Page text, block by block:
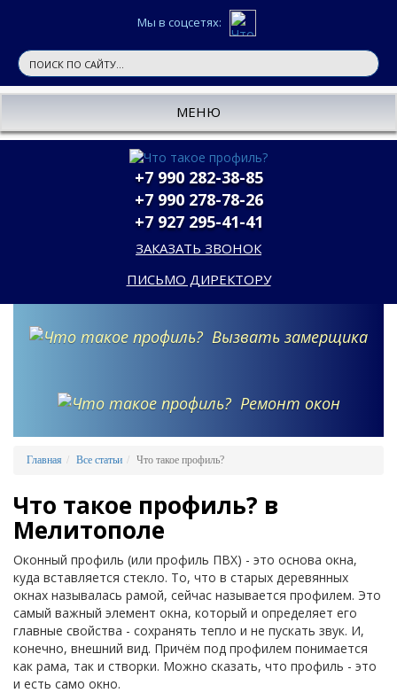
Мы в соцсетях:
МЕНЮ
+7 990 282-38-85
+7 990 278-78-26
+7 927 295-41-41
ЗАКАЗАТЬ ЗВОНОК
ПИСЬМО ДИРЕКТОРУ
Вызвать замерщика
Ремонт окон
Главная Все статьи Что такое профиль?
Что такое профиль? в
Мелитополе
Оконный профиль (или профиль ПВХ) - это основа окна,
куда вставляется стекло. То, что в старых деревянных
окнах называлась рамой, сейчас называется профилем. Это
самый важный элемент окна, который и определяет его
главные свойства - сохранять тепло и не пускать звук. И,
конечно, внешний вид. Причём под профилем понимается
как рама, так и створки. Можно сказать, что профиль - это
и есть само окно.